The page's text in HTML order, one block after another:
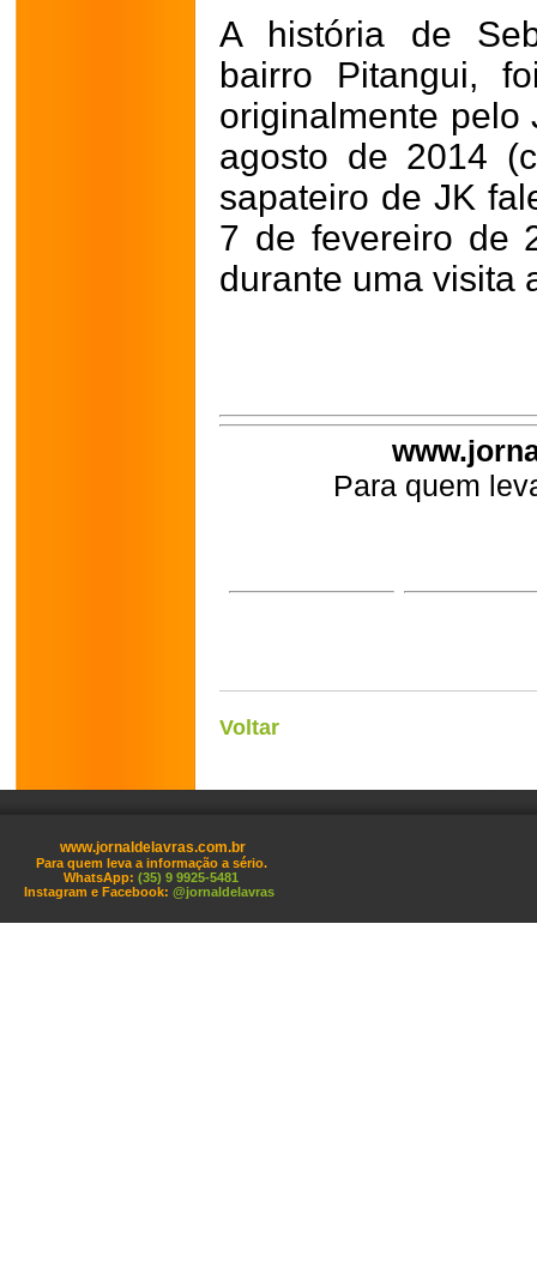
A história de
bairro Pitangui,
originalmente
agosto de 2014
sapateiro de JK
7 de fevereiro de
durante uma visita
Para quem
Voltar
www.jornaldelavras.com.br
Para quem leva a informação a sério.
WhatsApp: (35) 9 9925-5481
Instagram e Facebook: @jornaldelavras